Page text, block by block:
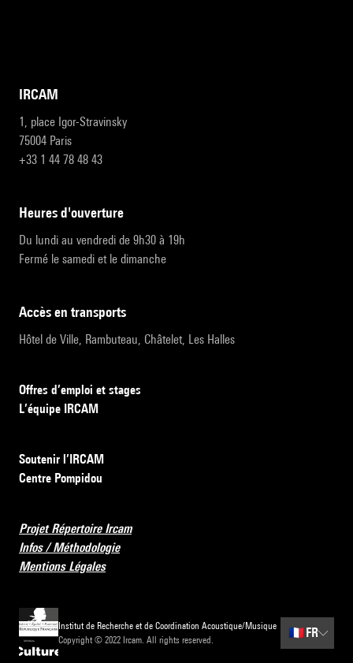
IRCAM
1, place Igor-Stravinsky
75004 Paris
+33 1 44 78 48 43
heures d'ouverture
Du lundi au vendredi de 9h30 à 19h
Fermé le samedi et le dimanche
accès en transports
Hôtel de Ville, Rambuteau, Châtelet, Les Halles
Offres d’emploi et stages
L’équipe IRCAM
Soutenir l’IRCAM
Centre Pompidou
Projet Répertoire Ircam
Infos / Méthodologie
Mentions Légales
Institut de Recherche et de Coordination Acoustique/Musique
Copyright © 2022 Ircam. All rights reserved.
🇫🇷 FR